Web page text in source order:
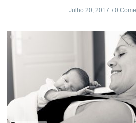
Julho 20, 2017 0